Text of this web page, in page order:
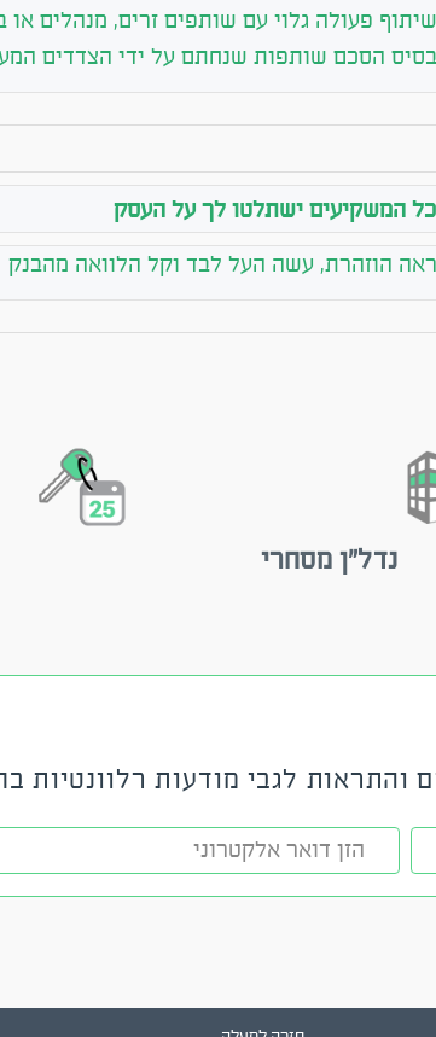
שיתוף פעולה גלוי עם שותפים זרים, מנהלים או
בסיס הסכם שותפות שנחתם על ידי הצדדים
כל המשקיעים ישתלטו לך על העסק
ראה הוזהרת, עשה העל לבד וקל הלוואה מהבנק
נדל"ן מסחרי
והתראות לגבי מודעות רלוונטיות